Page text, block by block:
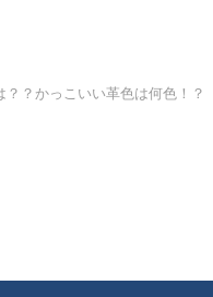
？？かっこいい革色は何色！？